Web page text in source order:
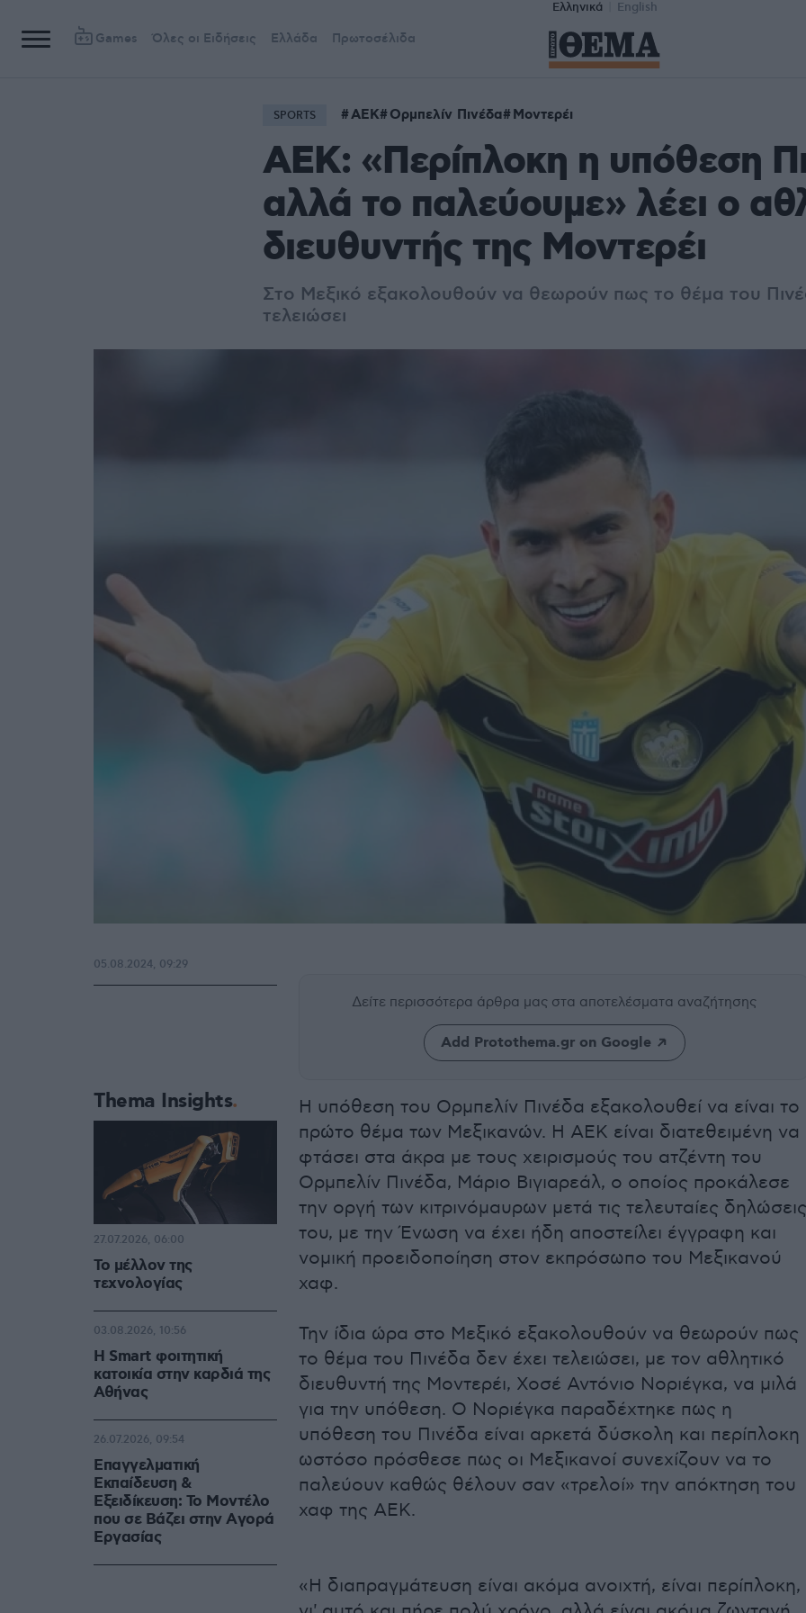
Ελληνικά English
Games Όλες οι Ειδήσεις Ελλάδα Πρωτοσέλιδα
SPORTS ΑΕΚ Ορμπελίν Πινέδα Μοντερέι
AEK: «Περίπλοκη η υπόθεση
αλλά το παλεύουμε» λέει ο
διευθυντής της Μοντερέι
Στο Μεξικό εξακολουθούν να θεωρούν πως το θέμα του
τελειώσει
Δείτε περισσότερα άρθρα μας στα αποτελέσματα αναζήτησης
Add Protothema.gr on Google
Η υπόθεση του Ορμπελίν Πινέδα εξακολουθεί να είναι το
πρώτο θέμα των Μεξικανών. Η ΑΕΚ είναι διατεθειμένη να
φτάσει στα άκρα με τους χειρισμούς του ατζέντη του
Ορμπελίν Πινέδα, Μάριο Βιγιαρεάλ, ο οποίος προκάλεσε
την οργή των κιτρινόμαυρων μετά τις τελευταίες δηλώσεις
του, με την Ένωση να έχει ήδη αποστείλει έγγραφη και
νομική προειδοποίηση στον εκπρόσωπο του Μεξικανού
χαφ.
Την ίδια ώρα στο Μεξικό εξακολουθούν να θεωρούν πως
το θέμα του Πινέδα δεν έχει τελειώσει, με τον αθλητικό
διευθυντή της Μοντερέι, Χοσέ Αντόνιο Νοριέγκα, να μιλά
για την υπόθεση. Ο Νοριέγκα παραδέχτηκε πως η
υπόθεση του Πινέδα είναι αρκετά δύσκολη και περίπλοκη
ωστόσο πρόσθεσε πως οι Μεξικανοί συνεχίζουν να το
παλεύουν καθώς θέλουν σαν «τρελοί» την απόκτηση του
χαφ της ΑΕΚ.
«Η διαπραγμάτευση είναι ακόμα ανοιχτή, είναι περίπλοκη,
05.08.2024, 09:29
Thema Insights
Το μέλλον της
τεχνολογίας
27.07.2026, 06:00
Η Smart φοιτητική
κατοικία στην καρδιά της
Αθήνας
03.08.2026, 10:56
Επαγγελματική
Εκπαίδευση &
Εξειδίκευση: Το Mοντέλο
που σε Bάζει στην Aγορά
Eργασίας
26.07.2026, 09:54